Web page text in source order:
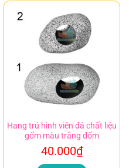
Hang trú hình viên đá chất liệu
gốm màu trắng đốm
40.000₫